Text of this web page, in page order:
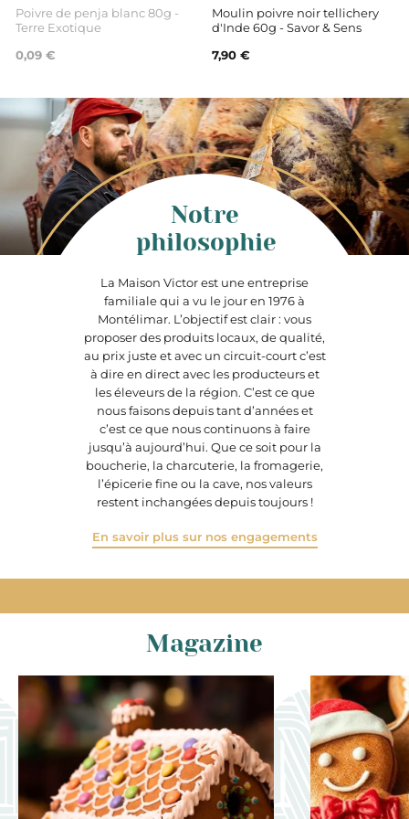
Poivre de penja blanc 80g -
Terre Exotique
0,09 €
Moulin poivre noir tellichery
d'Inde 60g - Savor & Sens
7,90 €
La Maison Victor est une entreprise
familiale qui a vu le jour en 1976 à
Montélimar. L’objectif est clair : vous
proposer des produits locaux, de qualité,
au prix juste et avec un circuit-court c’est
à dire en direct avec les producteurs et
les éleveurs de la région. C’est ce que
nous faisons depuis tant d’années et
c’est ce que nous continuons à faire
jusqu’à aujourd’hui. Que ce soit pour la
boucherie, la charcuterie, la fromagerie,
l’épicerie fine ou la cave, nos valeurs
restent inchangées depuis toujours !
En savoir plus sur nos engagements
Notre
philosophie
Magazine